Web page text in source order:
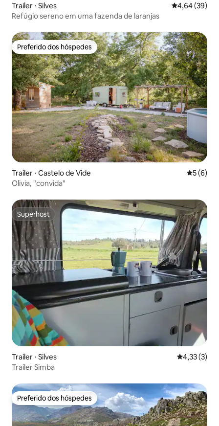
Trailer ⋅ Silves 4,64 de uma
4,64 (39)
Refúgio sereno em uma fazenda de laranjas
Preferido dos hóspedes
Preferido dos hóspedes
Trailer ⋅ Castelo de Vide 5 de
5 (6)
Olivia, "convida"
Superhost
Superhost
Trailer ⋅ Silves 4,33 de
4,33 (3)
Trailer Simba
Preferido dos hóspedes
Preferido dos hóspedes